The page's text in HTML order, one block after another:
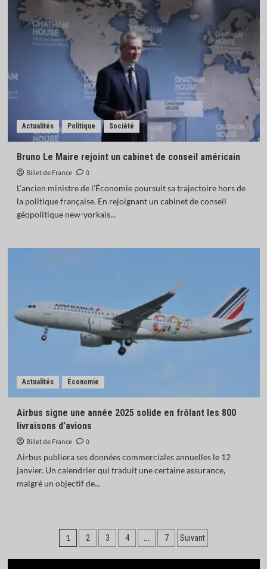
Actualités Politique Société
Bruno Le Maire rejoint un cabinet de conseil américain
Billet de France
0
L’ancien ministre de l’Économie poursuit sa trajectoire hors de
la politique française. En rejoignant un cabinet de conseil
géopolitique new-yorkais...
Actualités Économie
Airbus signe une année 2025 solide en frôlant les 800
livraisons d’avions
Billet de France
0
Airbus publiera ses données commerciales annuelles le 12
janvier. Un calendrier qui traduit une certaine assurance,
malgré un objectif de...
Pagination
des
1 2 3 4 … 7 Suivant